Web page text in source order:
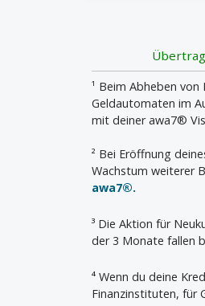
¹ Beim Abheben
Geldautomaten im
mit deiner awa7®
² Bei Eröffnung
Wachstum weiterer
awa7®.
³ Die Aktion für
der 3 Monate fallen
⁴ Wenn du deine
Finanzinstituten, für